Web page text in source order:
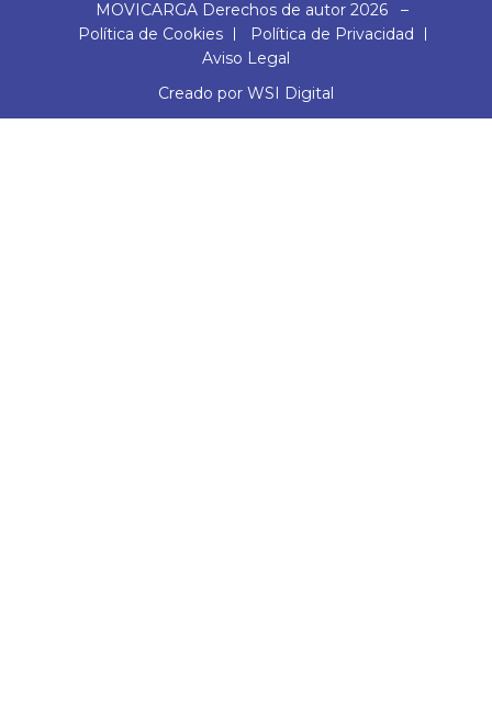
MOVICARGA Derechos de autor 2026 –
Política de Cookies
Política de Privacidad
Aviso Legal
Creado por WSI Digital